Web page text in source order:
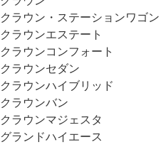
クラウン・ステーションワゴン
クラウンエステート
クラウンコンフォート
クラウンセダン
クラウンハイブリッド
クラウンバン
クラウンマジェスタ
グランドハイエース